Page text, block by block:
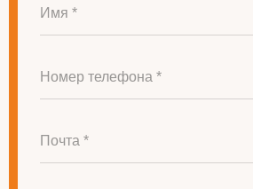
Имя *
Номер телефона *
Почта *